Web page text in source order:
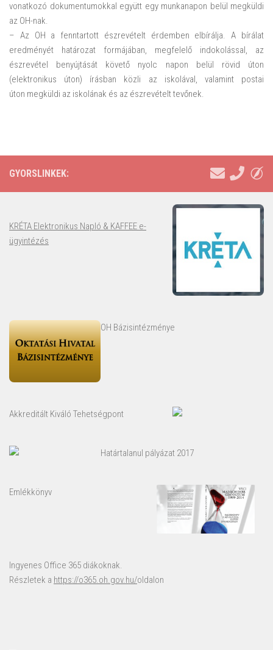
vonatkozó dokumentumokkal együtt egy munkanapon belül megküldi
az OH-nak.
– Az OH a fenntartott észrevételt érdemben elbírálja. A bírálat
eredményét határozat formájában, megfelelő indokolással, az
észrevétel benyújtását követő nyolc napon belül rövid úton
(elektronikus úton) írásban közli az iskolával, valamint postai
úton megküldi az iskolának és az észrevételt tevőnek.
GYORSLINKEK:
KRÉTA Elektronikus Napló & KAFFEE e-
ügyintézés
OH Bázisintézménye
Akkreditált Kiváló Tehetségpont
Határtalanul pályázat 2017
Emlékkönyv
Ingyenes Office 365 diákoknak.
Részletek a https://o365.oh.gov.hu/oldalon